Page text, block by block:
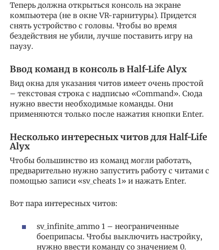
Теперь должна открыться консоль на экране
компьютера (не в окне VR-гарнитуры). Придется
снять устройство с головы. Чтобы во время
бездействия не убили, лучше поставить игру на
паузу.
Ввод команд в консоль в Half-Life Alyx
Вид окна для указания читов имеет очень простой
– текстовая строка с надписью «Command». Сюда
нужно ввести необходимые команды. Они
применяются только после нажатия кнопки Enter.
Несколько интересных читов для Half-Life
Alyx
Чтобы большинство из команд могли работать,
предварительно нужно запустить работу с читами с
помощью записи «sv_cheats 1» и нажать Enter.
Вот пара интересных читов:
sv_infinite_ammo 1 – неограниченные
боеприпасы. Чтобы выключить настройку,
нужно ввести команду со значением 0.